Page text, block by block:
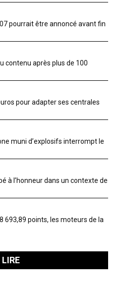
pourrait être annoncé avant fin
contenu après plus de 100
pour adapter ses centrales
muni d’explosifs interrompt le
à l’honneur dans un contexte de
693,89 points, les moteurs de la